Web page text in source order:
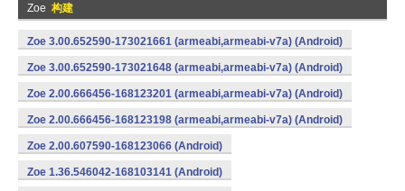
Zoe 构建
Zoe 3.00.652590-173021661 (armeabi,armeabi-v7a) (Android)
Zoe 3.00.652590-173021648 (armeabi,armeabi-v7a) (Android)
Zoe 2.00.666456-168123201 (armeabi,armeabi-v7a) (Android)
Zoe 2.00.666456-168123198 (armeabi,armeabi-v7a) (Android)
Zoe 2.00.607590-168123066 (Android)
Zoe 1.36.546042-168103141 (Android)